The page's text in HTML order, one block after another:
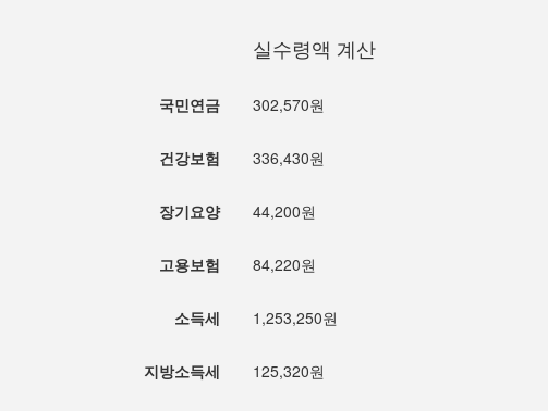
실수령액 계산
국민연금 302,570원
건강보험 336,430원
장기요양 44,200원
고용보험 84,220원
소득세 1,253,250원
지방소득세 125,320원